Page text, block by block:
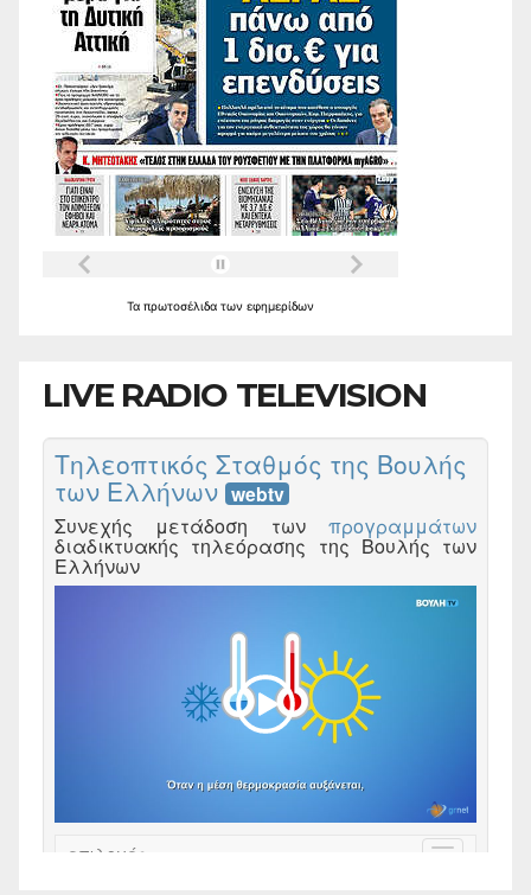
Τα πρωτοσέλιδα των εφημερίδων
LIVE RADIO TELEVISION